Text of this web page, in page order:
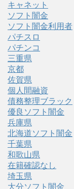
キャネット
ソフト闇金
ソフト闇金利用者
パチスロ
パチンコ
三重県
京都
佐賀県
個人間融資
債務整理ブラック
優良ソフト闇金
兵庫県
北海道ソフト闇金
千葉県
和歌山県
在籍確認なし
埼玉県
大分ソフト闇金